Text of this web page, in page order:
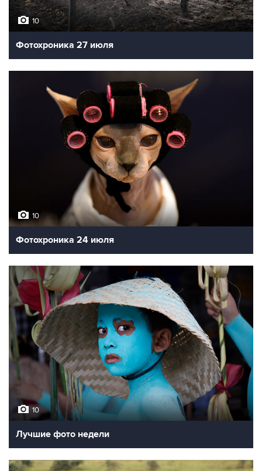
10
Фотохроника 27 июля
10
Фотохроника 24 июля
10
Лучшие фото недели